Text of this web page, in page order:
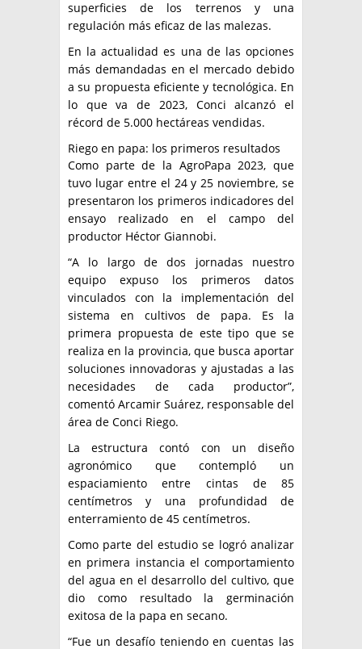
superficies de los terrenos y una
regulación más eficaz de las malezas.
En la actualidad es una de las opciones
más demandadas en el mercado debido
a su propuesta eficiente y tecnológica. En
lo que va de 2023, Conci alcanzó el
récord de 5.000 hectáreas vendidas.
Riego en papa: los primeros resultados
Como parte de la AgroPapa 2023, que
tuvo lugar entre el 24 y 25 noviembre, se
presentaron los primeros indicadores del
ensayo realizado en el campo del
productor Héctor Giannobi.
“A lo largo de dos jornadas nuestro
equipo expuso los primeros datos
vinculados con la implementación del
sistema en cultivos de papa. Es la
primera propuesta de este tipo que se
realiza en la provincia, que busca aportar
soluciones innovadoras y ajustadas a las
necesidades de cada productor”,
comentó Arcamir Suárez, responsable del
área de Conci Riego.
La estructura contó con un diseño
agronómico que contempló un
espaciamiento entre cintas de 85
centímetros y una profundidad de
enterramiento de 45 centímetros.
Como parte del estudio se logró analizar
en primera instancia el comportamiento
del agua en el desarrollo del cultivo, que
dio como resultado la germinación
exitosa de la papa en secano.
“Fue un desafío teniendo en cuentas las